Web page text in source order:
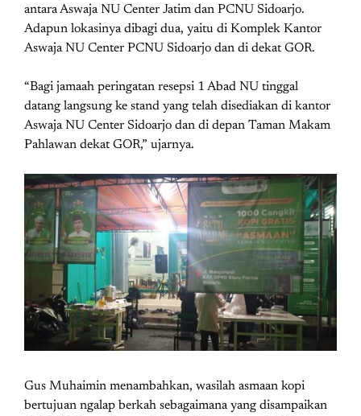
antara Aswaja NU Center Jatim dan PCNU Sidoarjo.
Adapun lokasinya dibagi dua, yaitu di Komplek Kantor
Aswaja NU Center PCNU Sidoarjo dan di dekat GOR.
“Bagi jamaah peringatan resepsi 1 Abad NU tinggal
datang langsung ke stand yang telah disediakan di kantor
Aswaja NU Center Sidoarjo dan di depan Taman Makam
Pahlawan dekat GOR,” ujarnya.
Gus Muhaimin menambahkan, wasilah asmaan kopi
bertujuan ngalap berkah sebagaimana yang disampaikan